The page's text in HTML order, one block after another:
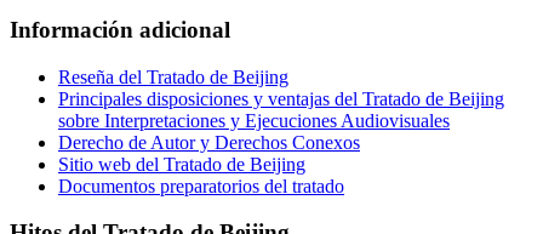
Información adicional
Reseña del Tratado de Beijing
Principales disposiciones y ventajas del Tratado de Beijing
sobre Interpretaciones y Ejecuciones Audiovisuales
Derecho de Autor y Derechos Conexos
Sitio web del Tratado de Beijing
Documentos preparatorios del tratado